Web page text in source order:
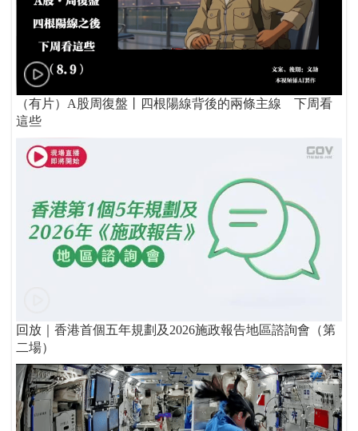
（有片）A股周復盤丨四根陽線背後的兩條主線 下周看
這些
回放｜香港首個五年規劃及2026施政報告地區諮詢會（第
二場）